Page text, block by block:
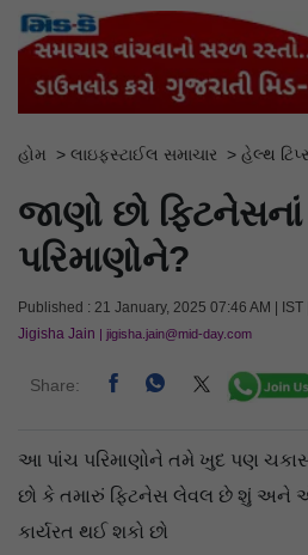
હોમ > લાઇફસ્ટાઈલ સમાચાર > હેલ્થ
જાણો છો
પરિમાણોને?
Published : 21 January, 2025 07:46 AM | IST
Jigisha Jain | jigisha.jain@mid-day.com
Share:
આ પાંચ પરિમાણોને તમે ખુદ પણ
છો કે તમારું ફિટનેસ લેવલ છે શું અને
કાર્યરત થઈ શકો છો